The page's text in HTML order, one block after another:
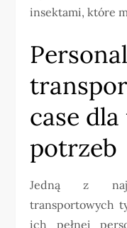
insektami, które
case
potrzeb
Jedną z
transportowych
ich pełnej